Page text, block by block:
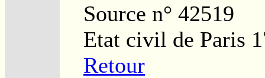
Source n° 42519
Etat civil de Paris
Retour